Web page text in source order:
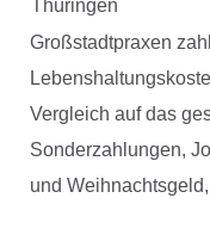
Thüringen
Großstadtpraxen
Vergleich auf das
Sonderzahlungen,
und